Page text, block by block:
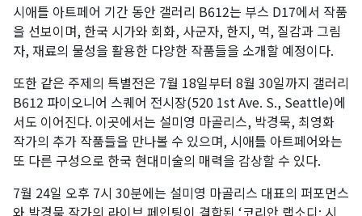
시애틀 아트페어 기간 동안 갤러리 B612는 부스 D17에서 작품
을 선보이며, 한국 시가와 회화, 사군자, 한지, 먹, 질감과 그림
자, 재료의 물성을 활용한 다양한 작품들을 소개할 예정이다.
또한 같은 주제의 특별전은 7월 18일부터 8월 30일까지 갤러리
B612 파이오니어 스퀘어 전시장(520 1st Ave. S., Seattle)에
서도 이어진다. 이곳에서는 설미영 마골리스, 박경묵, 최영화
작가의 추가 작품들을 만나볼 수 있으며, 시애틀 아트페어와는
또 다른 구성으로 한국 현대미술의 매력을 감상할 수 있다.
7월 24일 오후 7시 30분에는 설미영 마골리스 대표의 퍼포먼스
와 박경묵 작가의 라이브 페인팅이 결합된 ‘코리안 랩소디: 시